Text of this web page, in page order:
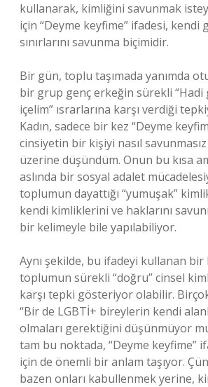
kullanarak, kimliğini savunmak
için “Deyme keyfime” ifadesi, kendi
sınırlarını savunma biçimidir.
Bir gün, toplu taşımada yanımda
bir grup genç erkeğin sürekli “Hadi
içelim” ısrarlarına karşı verdiği
Kadın, sadece bir kez “Deyme
cinsiyetin bir kişiyi nasıl
üzerine düşündüm. Onun bu kısa
aslında bir sosyal adalet
toplumun dayattığı “yumuşak”
kendi kimliklerini ve haklarını
bir kelimeyle bile yapılabiliyor.
Aynı şekilde, bu ifadeyi kullanan bir
toplumun sürekli “doğru” cinsel
karşı tepki gösteriyor olabilir.
“Bir de LGBTİ+ bireylerin kendi
olmaları gerektiğini düşünmüyor
tam bu noktada, “Deyme keyfime”
için de önemli bir anlam taşıyor.
bazen onları kabullenmek yerine,